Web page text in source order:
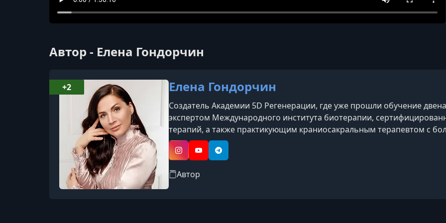
Автор - Елена Гондорчин
Елена Гондорчин
Создатель Академии 5D Регенерации, где уже прошли обучение
экспертом Международного института биотерапии,
терапий, а также практикующим краниосакральным терапевтом с
работы.За годы практики автор выстроила собственную систему,
терапевтические подходы к восстановлению организма. Её ме
InstagramYouTubeTelegram
Автор
+2